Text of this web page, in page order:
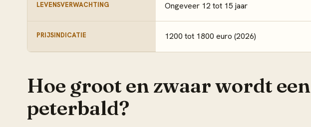
LEVENSVERWACHTING Ongeveer 12 tot 15 jaar
PRIJSINDICATIE 1200 tot 1800 euro (2026)
Hoe groot en zwaar wordt een
peterbald?